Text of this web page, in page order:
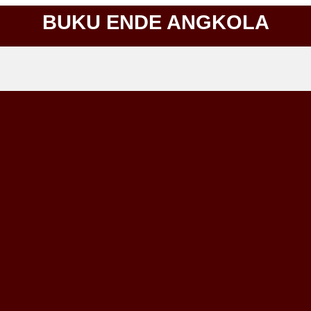
BUKU ENDE ANGKOLA